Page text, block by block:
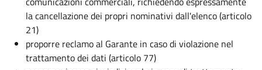
la cancellazione dei propri nominativi dall'elenco (articolo
21)
proporre reclamo al Garante in caso di violazione nel
trattamento dei dati (articolo 77)